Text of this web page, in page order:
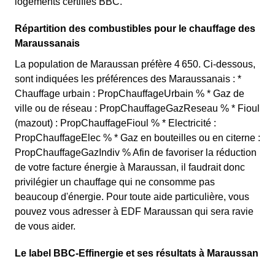
Répartition des combustibles pour le chauffage des
Maraussanais
La population de Maraussan préfère 4 650. Ci-dessous,
sont indiquées les préférences des Maraussanais : *
Chauffage urbain : PropChauffageUrbain % * Gaz de
ville ou de réseau : PropChauffageGazReseau % * Fioul
(mazout) : PropChauffageFioul % * Electricité :
PropChauffageElec % * Gaz en bouteilles ou en citerne :
PropChauffageGazIndiv % Afin de favoriser la réduction
de votre facture énergie à Maraussan, il faudrait donc
privilégier un chauffage qui ne consomme pas
beaucoup d'énergie. Pour toute aide particulière, vous
pouvez vous adresser à EDF Maraussan qui sera ravie
de vous aider.
Le label BBC-Effinergie et ses résultats à Maraussan